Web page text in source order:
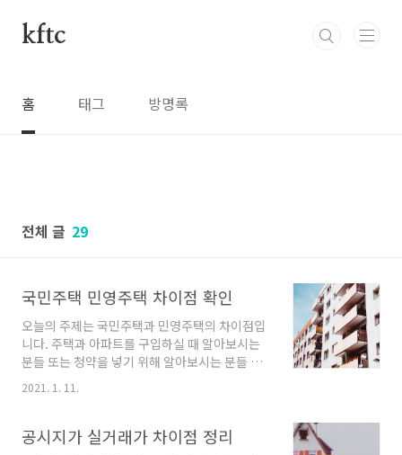
kftc
홈 태그 방명록
전체 글 29
국민주택 민영주택 차이점 확인
오늘의 주제는 국민주택과 민영주택의 차이점입
니다. 주택과 아파트를 구입하실 때 알아보시는
분들 또는 청약을 넣기 위해 알아보시는 분들 모
두 국민주택과 민영주택의 차이점이 궁금하셨을
거 같습니다. 먼저 이 둘의 정의에 대해서 자세히
차이점을 이해하기 더욱 수월하실 듯합니다 국민
2021. 1. 11.
공시지가 실거래가 차이점 정리